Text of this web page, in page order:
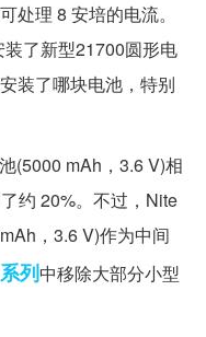
处理 8 安培的电流。
了新型21700圆形电
装了哪块电池，特别
(5000 mAh，3.6 V)相
约 20%。不过，Nite
，3.6 V)作为中间
系列中移除大部分小型